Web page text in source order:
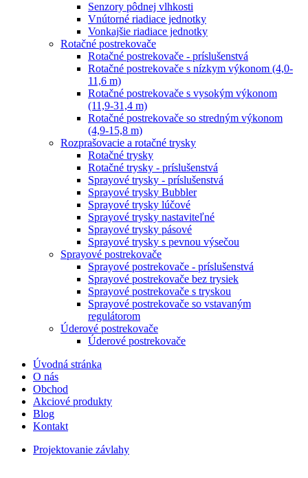
Senzory pôdnej vlhkosti
Vnútorné riadiace jednotky
Vonkajšie riadiace jednotky
Rotačné postrekovače
Rotačné postrekovače - príslušenstvá
Rotačné postrekovače s nízkym výkonom (4,0-
11,6 m)
Rotačné postrekovače s vysokým výkonom
(11,9-31,4 m)
Rotačné postrekovače so stredným výkonom
(4,9-15,8 m)
Rozprašovacie a rotačné trysky
Rotačné trysky
Rotačné trysky - príslušenstvá
Sprayové trysky - príslušenstvá
Sprayové trysky Bubbler
Sprayové trysky lúčové
Sprayové trysky nastaviteľné
Sprayové trysky pásové
Sprayové trysky s pevnou výsečou
Sprayové postrekovače
Sprayové postrekovače - príslušenstvá
Sprayové postrekovače bez trysiek
Sprayové postrekovače s tryskou
Sprayové postrekovače so vstavaným
regulátorom
Úderové postrekovače
Úderové postrekovače
Úvodná stránka
O nás
Obchod
Akciové produkty
Blog
Kontakt
Projektovanie závlahy